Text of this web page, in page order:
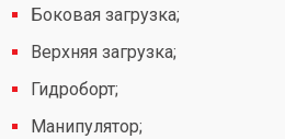
Боковая загрузка;
Верхняя загрузка;
Гидроборт;
Манипулятор;